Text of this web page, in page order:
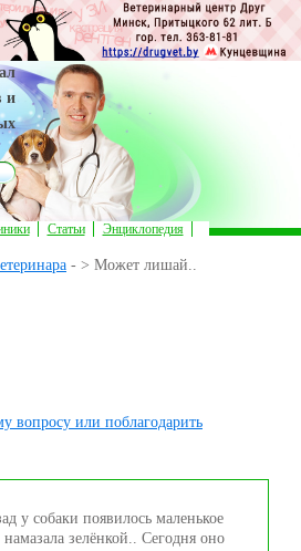
и
- > Может лишай..
вопросу или поблагодарить
у собаки появилось маленькое
зелёнкой.. Сегодня оно
Статьи Энциклопедия